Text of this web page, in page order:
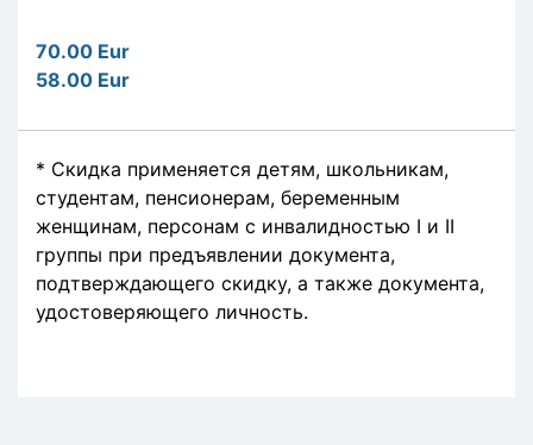
70.00 Eur
58.00 Eur
* Скидка применяется детям, школьникам,
студентам, пенсионерам, беременным
женщинам, персонам с инвалидностью I и II
группы при предъявлении документа,
подтверждающего скидку, а также документа,
удостоверяющего личность.